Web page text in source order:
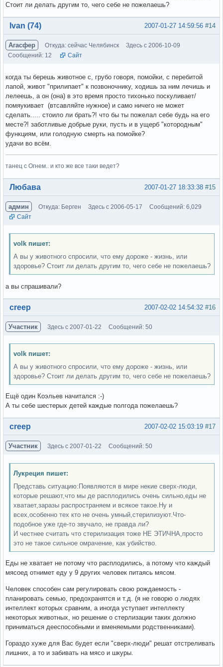
Стоит ли делать другим то, чего себе не пожелаешь?
Вне форума #14
2007-01-27 14:59:56
Ivan (74)
Агасфер Откуда: сейчас Челябинск
Здесь с 2006-10-09
Сообщений: 12
Сайт
когда ты берешь животное с, грубо говоря, помойки, с перебитой
лапой, живот "прилипает" к позвоночнику, ходишь за ним лечишь и
лелеешь, а он (она) в это время просто тихонько поскуливает/
помяукивает (втсавляйте нужное) и само ничего не может
сделать..... стоило ли брать?! что бы ты пожелал себе будь на его
месте?! заботливые добрые руки, пусть и в ущерб "котородным"
функциям, или голодную смерть на помойке?
удачи во всём.
танец с Огнем.. и кто же все таки ведет?
Вне форума #15
2007-01-27 18:33:38
Любава
админ Откуда: Берген Здесь с 2006-05-17
Сообщений: 6,029
Сайт
volk пишет:
А вы у животного спросили, что ему дороже - жизнь, или
здоровье? Стоит ли делать другим то, чего себе не пожелаешь?
а вы спрашивали?
Вне форума #16
2007-02-02 14:54:32
creep
Участник Здесь с 2007-01-22 Сообщений: 50
volk пишет:
А вы у животного спросили, что ему дороже - жизнь, или
здоровье? Стоит ли делать другим то, чего себе не пожелаешь?
Ещё один Коэльев начитался :-)
А ты себе шестерых детей каждые полгода пожелаешь?
Вне форума #17
2007-02-02 15:03:19
creep
Участник Здесь с 2007-01-22 Сообщений: 50
Лукреция пишет:
Представь ситуацию:Появляются в мире некие сверх-люди,
которые решают,что мы де расплодились очень сильно,еды не
хватает,заразы распространяем и всякое такое.Ну и
всех,особенно тех кто не очень умный,стерилизуют.Что-
подобное уже где-то звучало, не правда ли?
И честнее считать что стерилизация тоже НЕ ЭТИЧНА,просто
это не такое сильное омрачение, как убийство.
Еды не хватает не потому что расплодились, а потому что каждый
мясоед отнимет еду у 9 других человек питаясь мясом.
Человек способен сам регулировать свою рождаемость -
планировать семью, предохранятся и т.д. (я не говорю о людях
интеллект которых сравним, а иногда уступает интеллекту
некоторых животных, но решение о стерлизации таких должно
приниматься дееспособными и вменяемыми родственниками).
Гораздо хуже для Вас будет если "сверх-люди" решат отстреливать
лишних, а то и забивать на мясо и шкуры.